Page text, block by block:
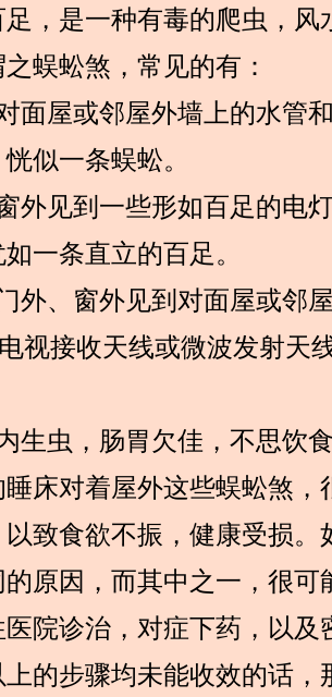
，是一种有毒的爬虫，风
蜈蚣煞，常见的有：
面屋或邻屋外墙上的水管
似一条蜈蚣。
外见到一些形如百足的电
一条直立的百足。
外、窗外见到对面屋或邻
视接收天线或微波发射天
生虫，肠胃欠佳，不思饮
床对着屋外这些蜈蚣煞，
致食欲不振，健康受损。
原因，而其中之一，很可
院诊治，对症下药，以及
的步骤均未能收效的话，